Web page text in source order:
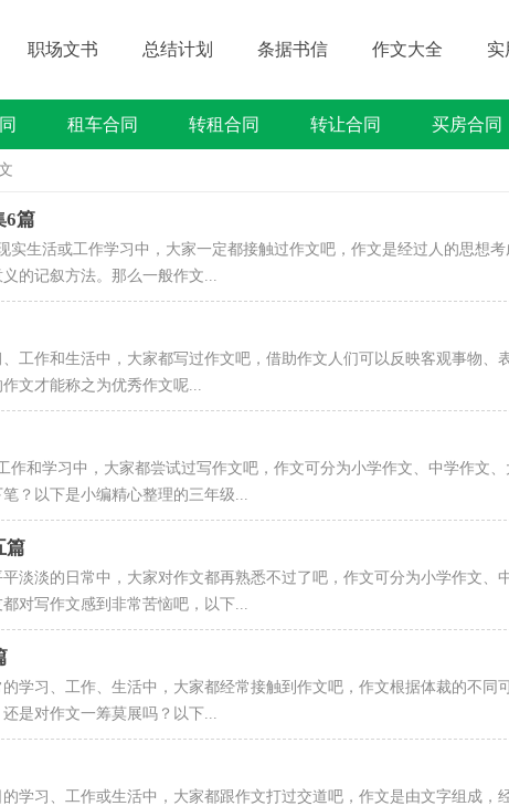
职场文书 总结计划 条据书信 作文大全 实
同 借贷类合同 建筑类合同 劳动类合同 租
租车合同 转租合同 转让合同 买房合同
6篇
实生活或工作学习中，大家一定都接触过作文吧，作文是经过人的思想考
的记叙方法。那么一般作文...
、工作和生活中，大家都写过作文吧，借助作文人们可以反映客观事物、
文才能称之为优秀作文呢...
作和学习中，大家都尝试过写作文吧，作文可分为小学作文、中学作文、
？以下是小编精心整理的三年级...
篇
淡淡的日常中，大家对作文都再熟悉不过了吧，作文可分为小学作文、
对写作文感到非常苦恼吧，以下...
学习、工作、生活中，大家都经常接触到作文吧，作文根据体裁的不同
是对作文一筹莫展吗？以下...
学习、工作或生活中，大家都跟作文打过交道吧，作文是由文字组成，